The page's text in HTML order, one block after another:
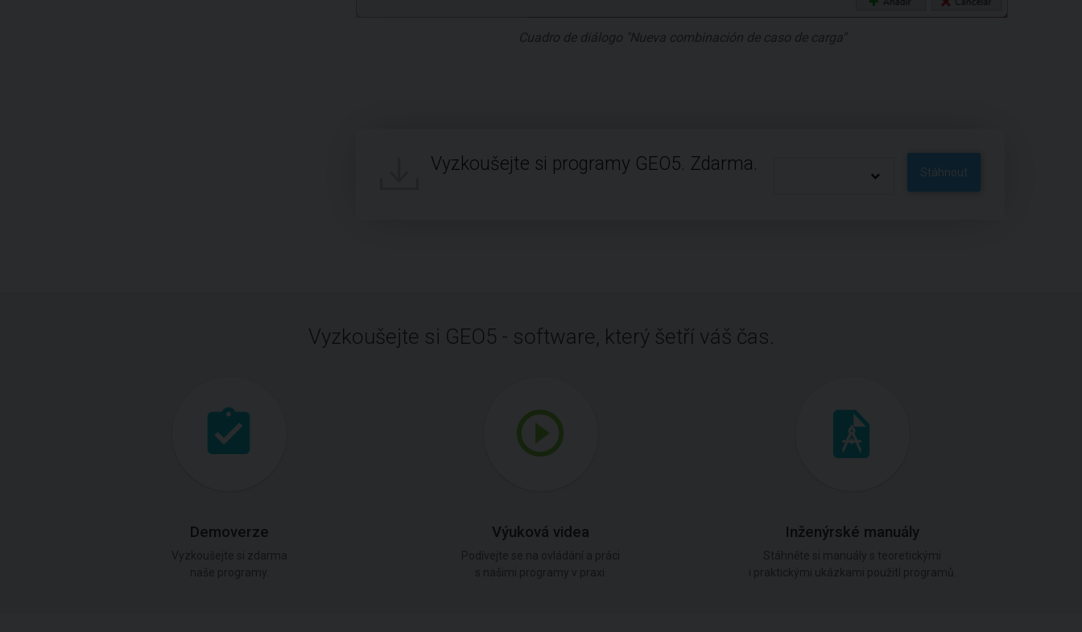
Cuadro de diálogo "Nueva combinación de caso de carga"
Vyzkoušejte si programy GEO5. Zdarma. Stáhnout
Vyzkoušejte si GEO5 - software, který šetří váš čas.
Demoverze Výuková videa Inženýrské manuály